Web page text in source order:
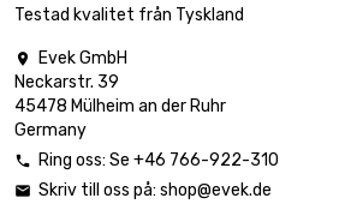
Vikt : 5000gr (5kg)
Testad kvalitet från Tyskland

Evek GmbH
Neckarstr. 39
45478 Mülheim an der Ruhr
Germany
 Ring oss: Se +46 766-922-310
 Skriv till oss på: shop@evek.de